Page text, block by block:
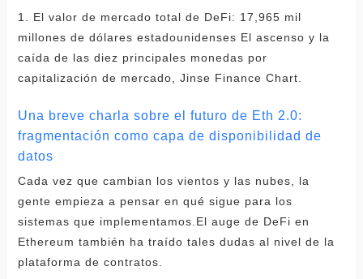
1. El valor de mercado total de DeFi: 17,965 mil
millones de dólares estadounidenses El ascenso y la
caída de las diez principales monedas por
capitalización de mercado, Jinse Finance Chart.
Una breve charla sobre el futuro de Eth 2.0:
fragmentación como capa de disponibilidad de
datos
Cada vez que cambian los vientos y las nubes, la
gente empieza a pensar en qué sigue para los
sistemas que implementamos.El auge de DeFi en
Ethereum también ha traído tales dudas al nivel de la
plataforma de contratos.